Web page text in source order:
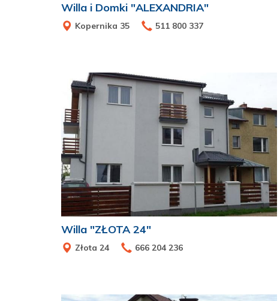
Willa i Domki "ALEXANDRIA"
Kopernika 35 511 800 337
Willa "ZŁOTA 24"
Złota 24 666 204 236